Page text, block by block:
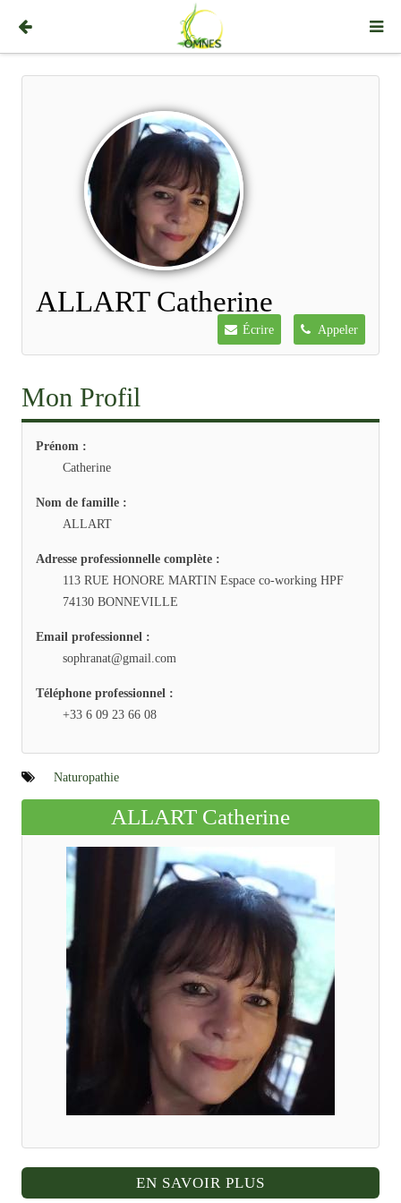
ALLART Catherine
Écrire Appeler
Mon Profil
Prénom :
Catherine
Nom de famille :
ALLART
Adresse professionnelle complète :
113 RUE HONORE MARTIN Espace co-working HPF
74130 BONNEVILLE
Email professionnel :
sophranat@gmail.com
Téléphone professionnel :
+33 6 09 23 66 08
Naturopathie
ALLART Catherine
EN SAVOIR PLUS